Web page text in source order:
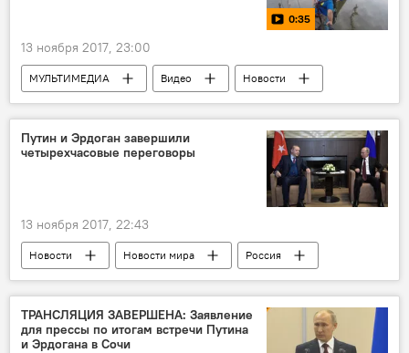
0:35
13 ноября 2017, 23:00
МУЛЬТИМЕДИА Видео
Новости
Новости мира
Путин и Эрдоган завершили
четырехчасовые переговоры
13 ноября 2017, 22:43
Новости Новости мира
Россия
Турция
Россия
Реджеп Тайип Эрдоган
Владимир Путин
переговоры
ТРАНСЛЯЦИЯ ЗАВЕРШЕНА: Заявление
для прессы по итогам встречи Путина
и Эрдогана в Сочи